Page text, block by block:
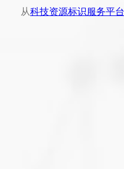
从科技资源标识服务平台